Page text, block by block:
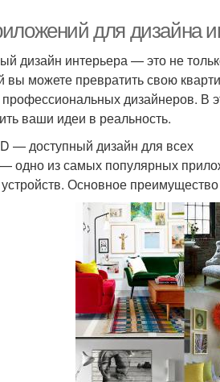
для дизайна
дизайн интерьера — это не
вы можете превратить свою
профессиональных дизайнеров. В
ваши идеи в реальность.
— доступный дизайн для всех
одно из самых популярных
Основное